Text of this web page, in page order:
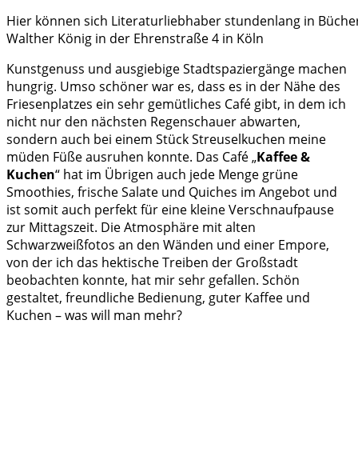
Hier können sich Literaturliebhaber stundenlang in
Walther König in der Ehrenstraße 4 in Köln
Kunstgenuss und ausgiebige Stadtspaziergänge machen
hungrig. Umso schöner war es, dass es in der Nähe des
Friesenplatzes ein sehr gemütliches Café gibt, in dem ich
nicht nur den nächsten Regenschauer abwarten,
sondern auch bei einem Stück Streuselkuchen meine
müden Füße ausruhen konnte. Das Café „Kaffee &
Kuchen“ hat im Übrigen auch jede Menge grüne
Smoothies, frische Salate und Quiches im Angebot und
ist somit auch perfekt für eine kleine Verschnaufpause
zur Mittagszeit. Die Atmosphäre mit alten
Schwarzweißfotos an den Wänden und einer Empore,
von der ich das hektische Treiben der Großstadt
beobachten konnte, hat mir sehr gefallen. Schön
gestaltet, freundliche Bedienung, guter Kaffee und
Kuchen – was will man mehr?